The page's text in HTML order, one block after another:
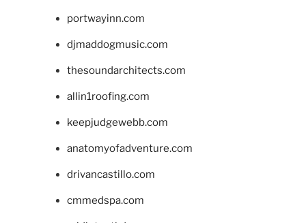
portwayinn.com
djmaddogmusic.com
thesoundarchitects.com
allin1roofing.com
keepjudgewebb.com
anatomyofadventure.com
drivancastillo.com
cmmedspa.com